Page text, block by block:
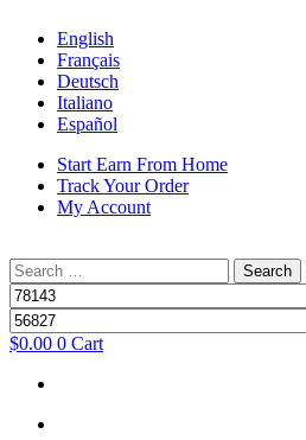
English
Français
Deutsch
Italiano
Español
Start Earn From Home
Track Your Order
My Account
Search
for:
$0.00 0 Cart